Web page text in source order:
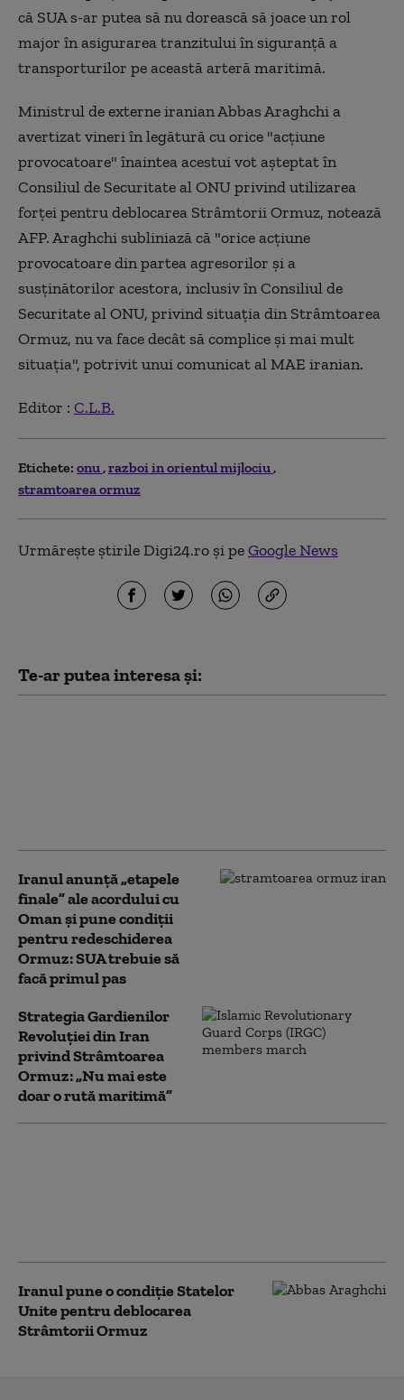
că SUA s-ar putea să nu dorească să joace un rol
major în asigurarea tranzitului în siguranţă a
transporturilor pe această arteră maritimă.
Ministrul de externe iranian Abbas Araghchi a
avertizat vineri în legătură cu orice "acţiune
provocatoare" înaintea acestui vot aşteptat în
Consiliul de Securitate al ONU privind utilizarea
forţei pentru deblocarea Strâmtorii Ormuz, notează
AFP. Araghchi subliniază că "orice acţiune
provocatoare din partea agresorilor şi a
susţinătorilor acestora, inclusiv în Consiliul de
Securitate al ONU, privind situaţia din Strâmtoarea
Ormuz, nu va face decât să complice şi mai mult
situaţia", potrivit unui comunicat al MAE iranian.
Editor : C.L.B.
Etichete: onu razboi in orientul mijlociu
stramtoarea ormuz
Urmărește știrile Digi24.ro și peGoogle News
Te-ar putea interesa și:
Iranul anunță „etapele
finale” ale acordului cu
Oman și pune condiții
pentru redeschiderea
Ormuz: SUA trebuie să
facă primul pas
Strategia Gardienilor
Revoluției din Iran
privind Strâmtoarea
Ormuz: „Nu mai este
doar o rută maritimă”
Iranul pune o condiție Statelor
Unite pentru deblocarea
Strâmtorii Ormuz